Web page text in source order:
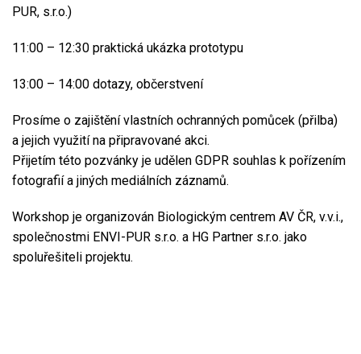
PUR, s.r.o.)
11:00 – 12:30 praktická ukázka prototypu
13:00 – 14:00 dotazy, občerstvení
Prosíme o zajištění vlastních ochranných pomůcek (přilba)
a jejich využití na připravované akci.
Přijetím této pozvánky je udělen GDPR souhlas k pořízením
fotografií a jiných mediálních záznamů.
Workshop je organizován Biologickým centrem AV ČR, v.v.i.,
společnostmi ENVI-PUR s.r.o. a HG Partner s.r.o. jako
spoluřešiteli projektu.